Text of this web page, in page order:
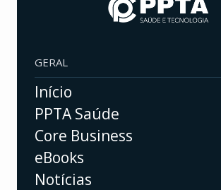
GERAL
Início
PPTA Saúde
Core Business
eBooks
Notícias